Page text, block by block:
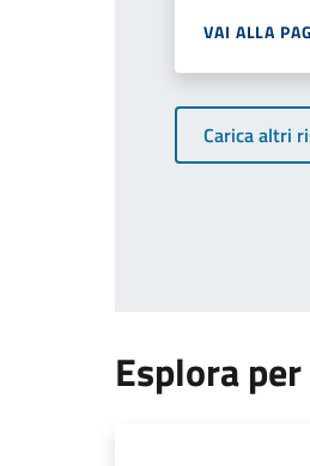
VAI ALLA
Carica altri
Esplora